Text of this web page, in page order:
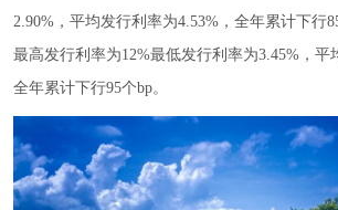
2.90%，平均发行利率为4.53%，全年累计下行
最高发行利率为12%最低发行利率为3.45%，平
全年累计下行95个bp。